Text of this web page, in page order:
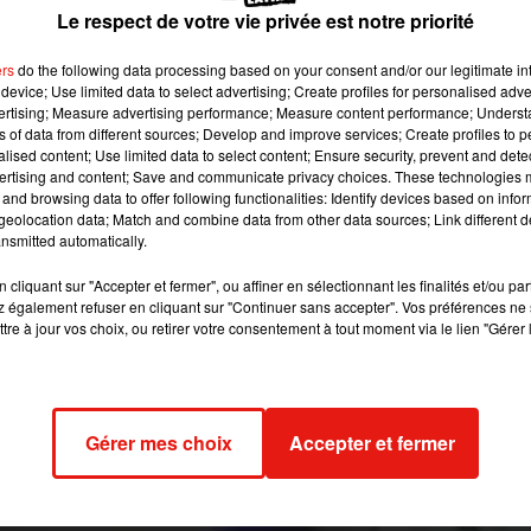
soir dans le nord du pays. Une jeune femme
personnes ont été blessées.
@radiobandnewsfm
de Sao Luis dans le nord du pays. Eleane, 21 ans,
écroulée. Dans un terrible effet domino, cinq rayons se
Huit autres personnes ont également été blessées.
qui s’empare des gens présents aux caisses au moment
on entend les hurlements des victimes et on voit les
et policiers ont œuvré toute la nuit pour secourir
do acidente no Mix Mateus Atacarejo, no bairro Vinhais, em
no Maranhão.
ficaram feridas.
Le respect de votre vie privée est notre priorité
do the following data processing based on your consent and/or our legitimate
Use limited data to select advertising; Create profiles for personalised
Measure advertising performance; Measure content performance;
of data from different sources; Develop and improve services; Create profiles to
content; Use limited data to select content; Ensure security, prevent and
and content; Save and communicate privacy choices. These technologies
browsing data to offer following functionalities: Identify devices based on
data; Match and combine data from other data sources; Link different
automatically.
cliquant sur "Accepter et fermer", ou affiner en sélectionnant les finalités et/ou
également refuser en cliquant sur "Continuer sans accepter". Vos préférences
à jour vos choix, ou retirer votre consentement à tout moment via le lien
Gérer mes choix Accepter et fermer